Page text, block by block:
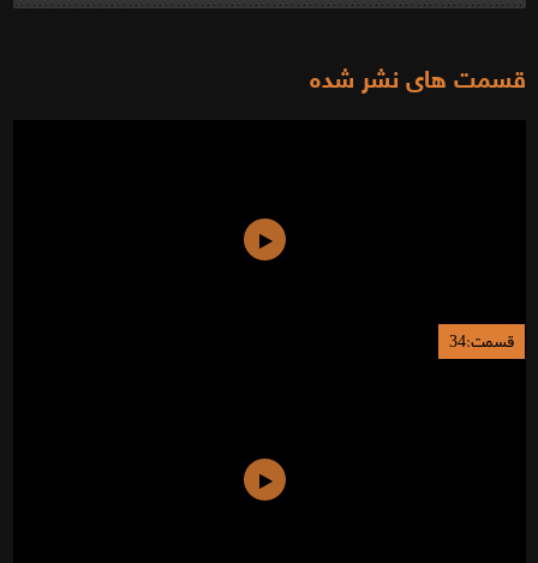
قسمت های نشر شده
قسمت:34